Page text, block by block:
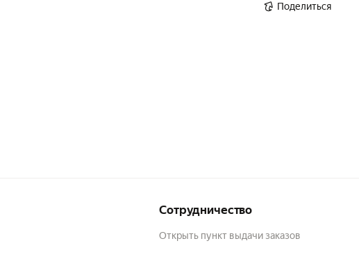
Поделиться
Сотрудничество
Открыть пункт выдачи заказов